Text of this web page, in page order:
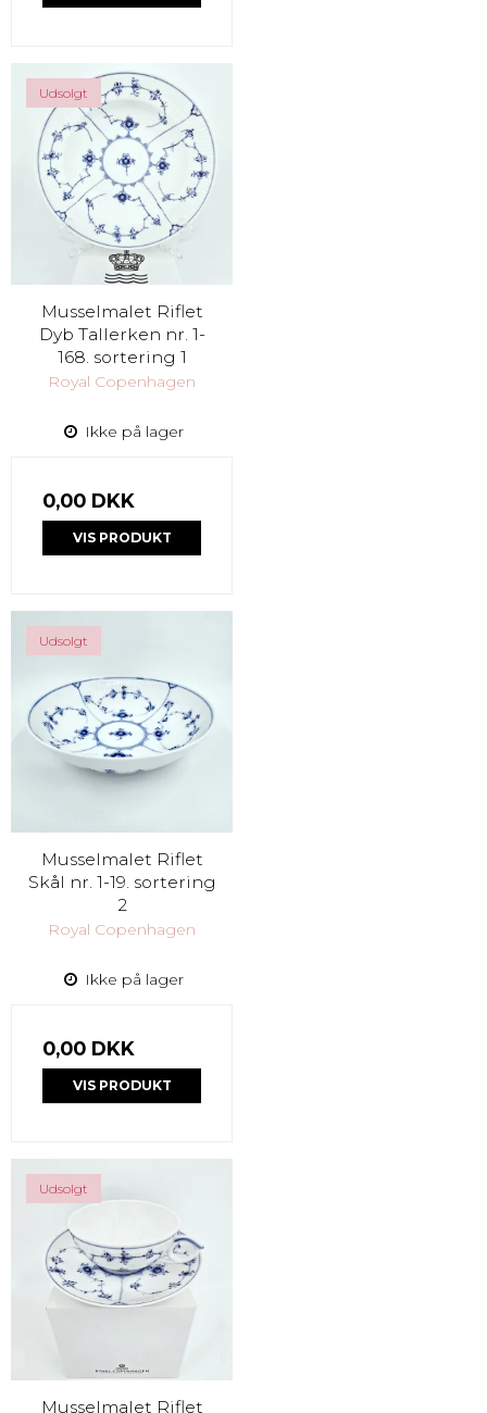
Udsolgt
Musselmalet Riflet
Dyb Tallerken nr. 1-
168. sortering 1
Royal Copenhagen
Ikke på lager
0,00 DKK
VIS PRODUKT
Udsolgt
Musselmalet Riflet
Skål nr. 1-19. sortering
2
Royal Copenhagen
Ikke på lager
0,00 DKK
VIS PRODUKT
Udsolgt
Musselmalet Riflet